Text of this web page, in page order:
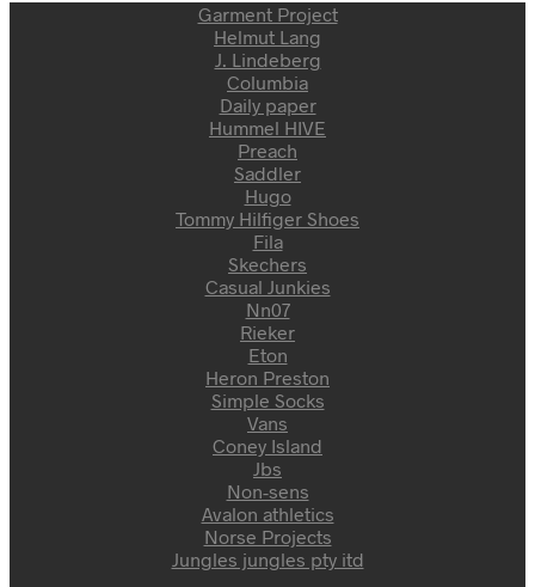
Garment Project
Helmut Lang
J. Lindeberg
Columbia
Daily paper
Hummel HIVE
Preach
Saddler
Hugo
Tommy Hilfiger Shoes
Fila
Skechers
Casual Junkies
Nn07
Rieker
Eton
Heron Preston
Simple Socks
Vans
Coney Island
Jbs
Non-sens
Avalon athletics
Norse Projects
Jungles jungles pty itd